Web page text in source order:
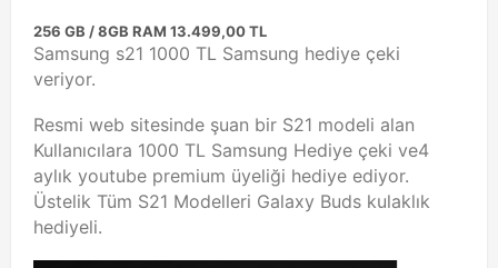
256 GB / 8GB RAM 13.499,00 TL
Samsung s21 1000 TL Samsung hediye çeki
veriyor.
Resmi web sitesinde şuan bir S21 modeli alan
Kullanıcılara 1000 TL Samsung Hediye çeki ve4
aylık youtube premium üyeliği hediye ediyor.
Üstelik Tüm S21 Modelleri Galaxy Buds kulaklık
hediyeli.